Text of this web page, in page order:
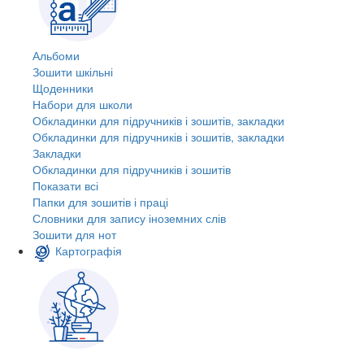
Альбоми
Зошити шкільні
Щоденники
Набори для школи
Обкладинки для підручників і зошитів, закладки
Обкладинки для підручників і зошитів, закладки
Закладки
Обкладинки для підручників і зошитів
Показати всі
Папки для зошитів і праці
Словники для запису іноземних слів
Зошити для нот
Картографія